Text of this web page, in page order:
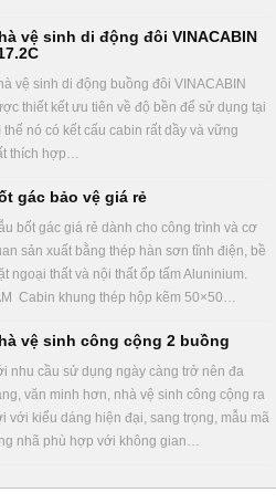
vệ sinh di động đôi VINACABIN
vệ sinh di động buồng đôi VINACABIN
thiết kết ưu tiên về độ bền để sử dụng tại
thế nó có kết cấu cabin rất dầy và vững
thích hợp…
gác bảo vệ giá rẻ
bốt gác giá rẻ dành cho công trình và cơ
sản xuất bằng thép hàn sơn tĩnh điện, bề
ngoại thất và nội thất ốp tấm Aluninium.
Cabin khung thép hộp kẽm 50×50…
vệ sinh công cộng 2 buồng
nhu cầu sử dụng ngày càng trở nên đa
văn minh hơn, nhà vệ sinh công cộng ra
với kiểu dáng hiện đại, sang trọng, mẫu mã
nhã phù hợp với không gian…